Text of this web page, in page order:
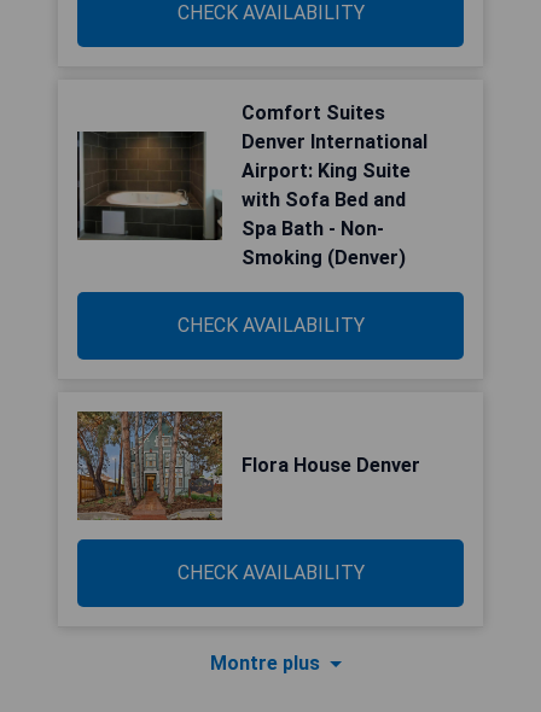
CHECK AVAILABILITY
Comfort Suites
Denver International
Airport: King Suite
with Sofa Bed and
Spa Bath - Non-
Smoking (Denver)
CHECK AVAILABILITY
Flora House Denver
CHECK AVAILABILITY
Montre plus